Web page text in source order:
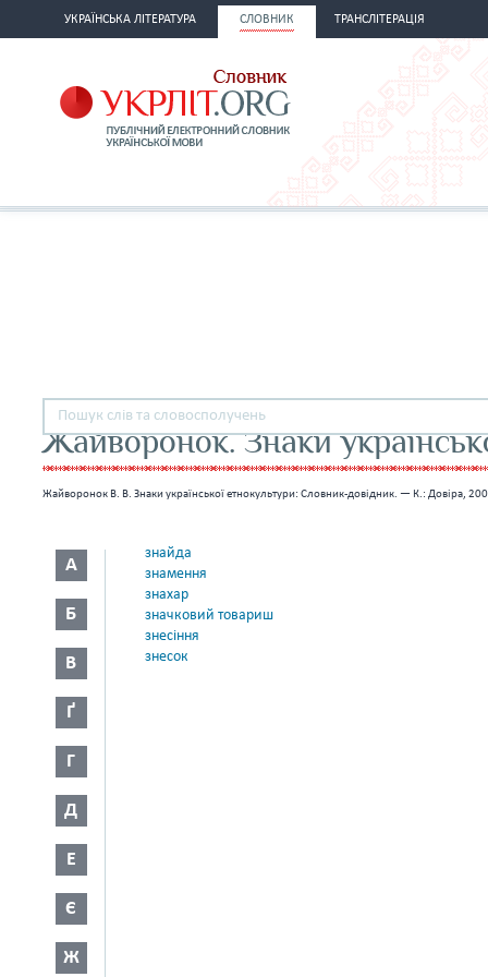
УКРАЇНСЬКА ЛІТЕРАТУРА СЛОВНИК ТРАНСЛІТЕРАЦІЯ
Жайворонок. Знаки
Жайворонок В. В. Знаки української етнокультури: Словник-довідник. — К.: Довіра,
А
Б
В
Ґ
Г
Д
Е
Є
Ж
знайда
знамення
знахар
значковий товариш
знесіння
знесок